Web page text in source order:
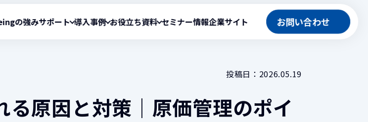
クラウド型工事情報総合マネジメントシステム
『INSHARE』
ASP型工事情報共有システム
の強みサポート
口一覧 ダウンロードデータ
導入事例
Cloud』導入事例
『BeingCollaboration』導入事例
お役立ち資料
算のお役立ち資料実行予算・原価管理のお役立ち資料
セミナー情報企業サイト お問い合わせ
投稿日： 2026.05.19
原因と対策｜原価管理のポイ